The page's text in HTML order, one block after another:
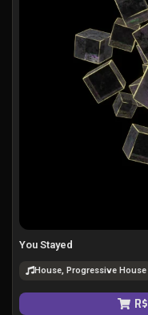
You Stayed
House, Progressive House
R$